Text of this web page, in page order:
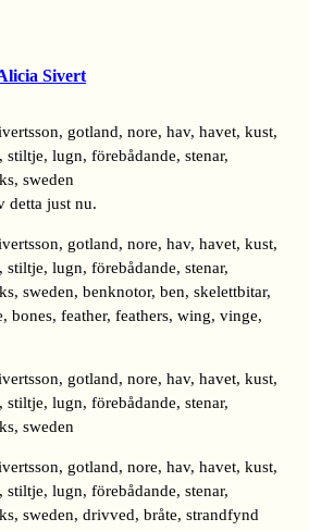
Sivert
detta just nu.